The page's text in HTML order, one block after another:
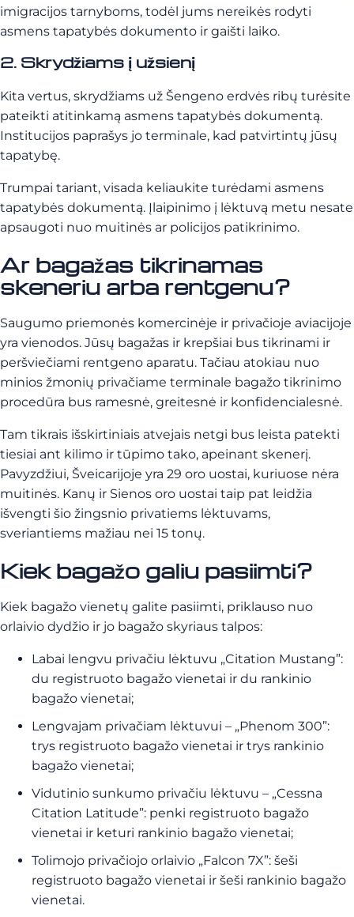
imigracijos tarnyboms, todėl jums nereikės rodyti
asmens tapatybės dokumento ir gaišti laiko.
2. Skrydžiams į užsienį
Kita vertus, skrydžiams už Šengeno erdvės ribų turėsite
pateikti atitinkamą asmens tapatybės dokumentą.
Institucijos paprašys jo terminale, kad patvirtintų jūsų
tapatybę.
Trumpai tariant, visada keliaukite turėdami asmens
tapatybės dokumentą. Įlaipinimo į lėktuvą metu nesate
apsaugoti nuo muitinės ar policijos patikrinimo.
Ar bagažas tikrinamas
skeneriu arba rentgenu?
Saugumo priemonės komercinėje ir privačioje aviacijoje
yra vienodos. Jūsų bagažas ir krepšiai bus tikrinami ir
peršviečiami rentgeno aparatu. Tačiau atokiau nuo
minios žmonių privačiame terminale bagažo tikrinimo
procedūra bus ramesnė, greitesnė ir konfidencialesnė.
Tam tikrais išskirtiniais atvejais netgi bus leista patekti
tiesiai ant kilimo ir tūpimo tako, apeinant skenerį.
Pavyzdžiui, Šveicarijoje yra 29 oro uostai, kuriuose nėra
muitinės. Kanų ir Sienos oro uostai taip pat leidžia
išvengti šio žingsnio privatiems lėktuvams,
sveriantiems mažiau nei 15 tonų.
Kiek bagažo galiu pasiimti?
Kiek bagažo vienetų galite pasiimti, priklauso nuo
orlaivio dydžio ir jo bagažo skyriaus talpos:
Labai lengvu privačiu lėktuvu „Citation Mustang”:
du registruoto bagažo vienetai ir du rankinio
bagažo vienetai;
Lengvajam privačiam lėktuvui – „Phenom 300”:
trys registruoto bagažo vienetai ir trys rankinio
bagažo vienetai;
Vidutinio sunkumo privačiu lėktuvu – „Cessna
Citation Latitude”: penki registruoto bagažo
vienetai ir keturi rankinio bagažo vienetai;
Tolimojo privačiojo orlaivio „Falcon 7X”: šeši
registruoto bagažo vienetai ir šeši rankinio bagažo
vienetai.